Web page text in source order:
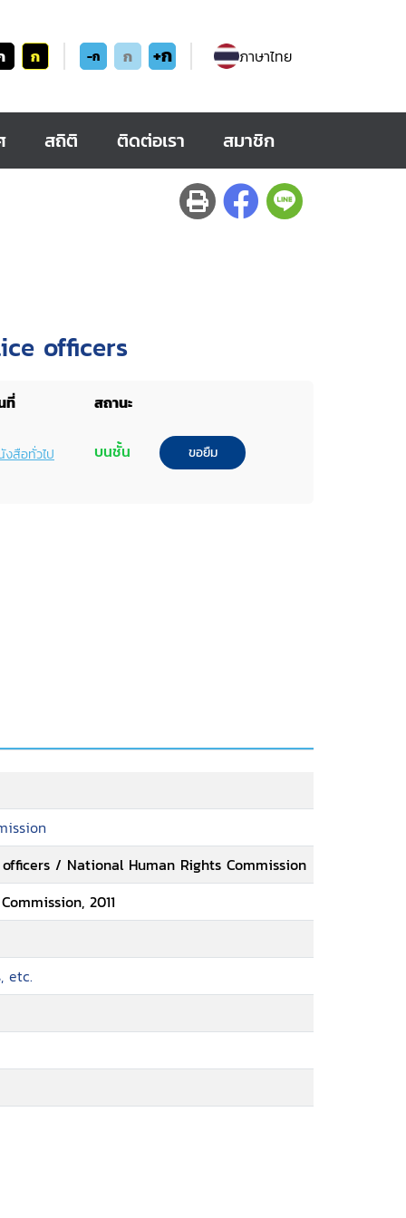
ก -ก ก +ก ภาษาไทย
สถิติ ติดต่อเรา สมาชิก
officers
ที่ สถานะ
สือทั่วไป บนชั้น ขอยืม
/ National Human Rights Commission
2011
etc.